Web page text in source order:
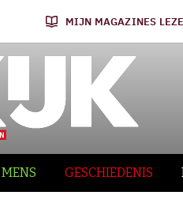
MIJN MAGAZINES
MENS GESCHIEDENIS